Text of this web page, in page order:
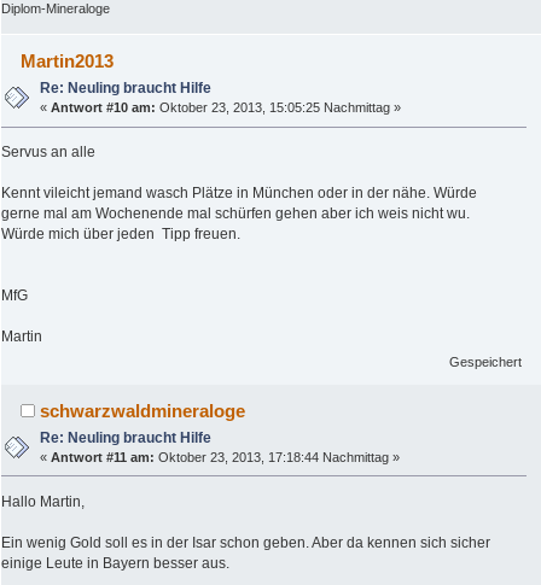
Diplom-Mineraloge
Martin2013
Re: Neuling braucht Hilfe
«Antwort #10 am: Oktober 23, 2013, 15:05:25 Nachmittag »
Servus an alle
Kennt vileicht jemand wasch Plätze in München oder in der nähe. Würde
gerne mal am Wochenende mal schürfen gehen aber ich weis nicht wu.
Würde mich über jeden Tipp freuen.
MfG
Martin
Gespeichert
schwarzwaldmineraloge
Re: Neuling braucht Hilfe
«Antwort #11 am: Oktober 23, 2013, 17:18:44 Nachmittag »
Hallo Martin,
Ein wenig Gold soll es in der Isar schon geben. Aber da kennen sich sicher
einige Leute in Bayern besser aus.